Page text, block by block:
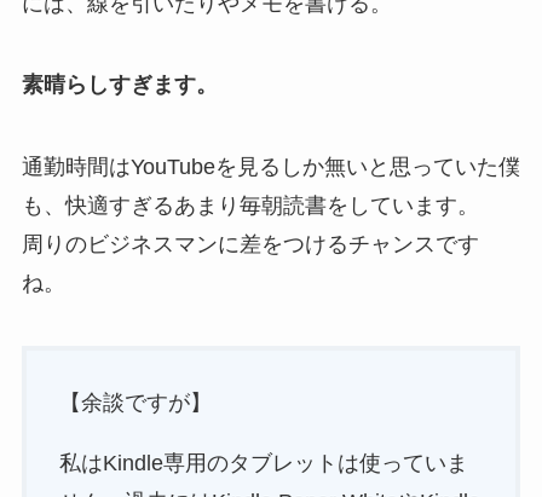
素晴らしすぎます。
通勤時間はYouTubeを見るしか無いと思っていた僕
も、快適すぎるあまり毎朝読書をしています。
周りのビジネスマンに差をつけるチャンスです
ね。
【余談ですが】
私はKindle専用のタブレットは使っていま